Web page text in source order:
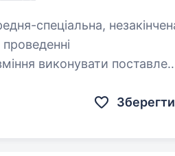
Зберегти